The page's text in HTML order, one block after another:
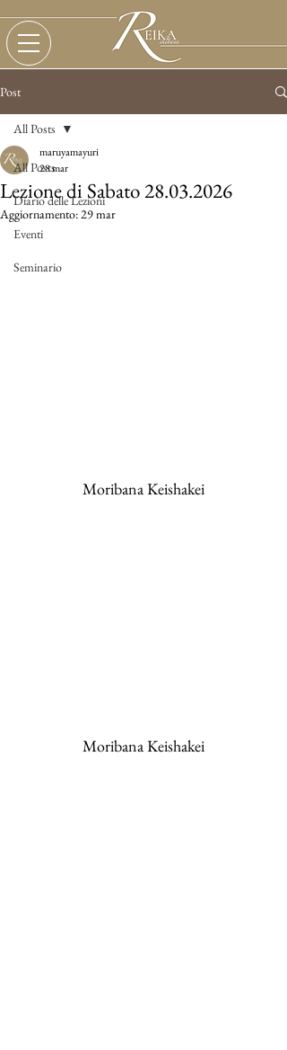
Post
All Posts
Diario delle Lezioni
Eventi
Seminario
All Posts
Lezione di Sabato 28.03.2026
maruyamayuri
28 mar
Aggiornamento:29 mar
Moribana Keishakei
Moribana Keishakei